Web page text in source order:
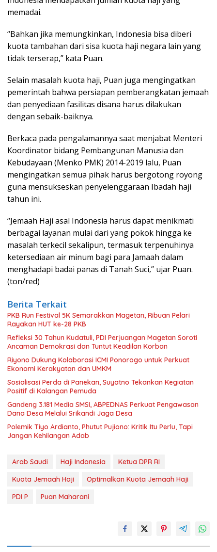
memadai.
“Bahkan jika memungkinkan, Indonesia bisa diberi
kuota tambahan dari sisa kuota haji negara lain yang
tidak terserap,” kata Puan.
Selain masalah kuota haji, Puan juga mengingatkan
pemerintah bahwa persiapan pemberangkatan jemaah
dan penyediaan fasilitas disana harus dilakukan
dengan sebaik-baiknya.
Berkaca pada pengalamannya saat menjabat Menteri
Koordinator bidang Pembangunan Manusia dan
Kebudayaan (Menko PMK) 2014-2019 lalu, Puan
mengingatkan semua pihak harus bergotong royong
guna mensukseskan penyelenggaraan Ibadah haji
tahun ini.
“Jemaah Haji asal Indonesia harus dapat menikmati
berbagai layanan mulai dari yang pokok hingga ke
masalah terkecil sekalipun, termasuk terpenuhinya
ketersediaan air minum bagi para Jamaah dalam
menghadapi badai panas di Tanah Suci,” ujar Puan.
(ton/red)
Berita Terkait
PKB Run Festival 5K Semarakkan Magetan, Ribuan Pelari
Rayakan HUT ke-28 PKB
Refleksi 30 Tahun Kudatuli, PDI Perjuangan Magetan Soroti
Ancaman Demokrasi dan Tuntut Keadilan Korban
Riyono Dukung Kolaborasi ICMI Ponorogo untuk Perkuat
Ekonomi Kerakyatan dan UMKM
Sosialisasi Perda di Panekan, Suyatno Tekankan Kegiatan
Positif di Kalangan Pemuda
Gandeng 3.181 Media SMSI, ABPEDNAS Perkuat Pengawasan
Dana Desa Melalui Srikandi Jaga Desa
Polemik Tiyo Ardianto, Phutut Pujiono: Kritik Itu Perlu, Tapi
Jangan Kehilangan Adab
Arab Saudi Haji Indonesia
Ketua DPR RI
Kuota Jemaah Haji
Optimalkan Kuota Jemaah Haji
PDI P
Puan Maharani